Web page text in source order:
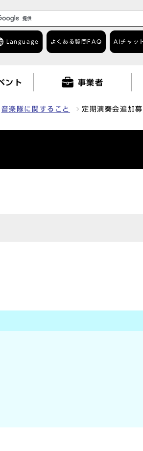
Language よくある質問 FAQ AIチャッ
ント 事業者
音楽隊に関すること 定期演奏会追加